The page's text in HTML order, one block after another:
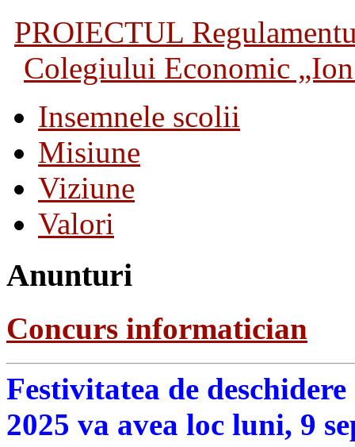
PROIECTUL
Colegiului Economic
Insemnele scolii
Misiune
Viziune
Valori
Anunturi
Concurs informatician
Festivitatea de
2025 va avea loc luni, 9